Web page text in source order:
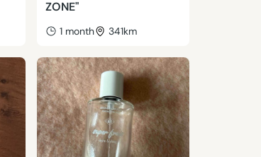
ZONE"
1 month 341km